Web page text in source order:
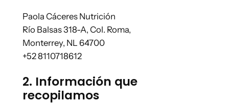
Paola Cáceres Nutrición
Río Balsas 318-A, Col. Roma,
Monterrey, NL 64700
+52 8110718612
2. Información que
recopilamos